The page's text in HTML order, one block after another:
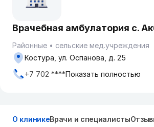
Врачебная амбулатория с.
Районные
сельские мед.учреждения
Костура, ул. Оспанова, д. 25
+7 702 ****Показать полностью
О клиникеВрачи и специалисты